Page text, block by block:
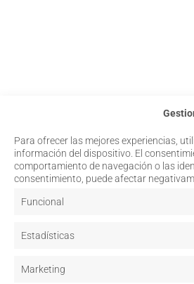
Para ofrecer las mejores experiencias,
información del dispositivo. El
comportamiento de navegación o las
consentimiento, puede afectar
Funcional
Estadísticas
Marketing